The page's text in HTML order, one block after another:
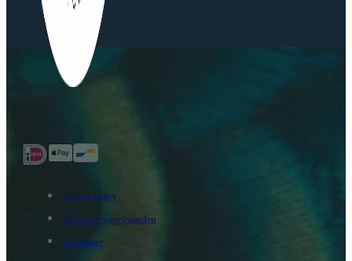
Privacy Policy
Algemene voorwaarden
Disclaimer